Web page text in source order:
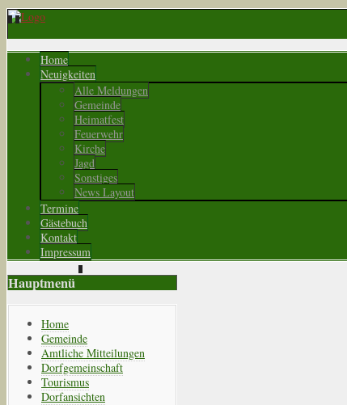
Home
Neuigkeiten
Alle Meldungen
Gemeinde
Heimatfest
Feuerwehr
Kirche
Jagd
Sonstiges
News Layout
Termine
Gästebuch
Kontakt
Impressum
Hauptmenü
Home
Gemeinde
Amtliche Mitteilungen
Dorfgemeinschaft
Tourismus
Dorfansichten